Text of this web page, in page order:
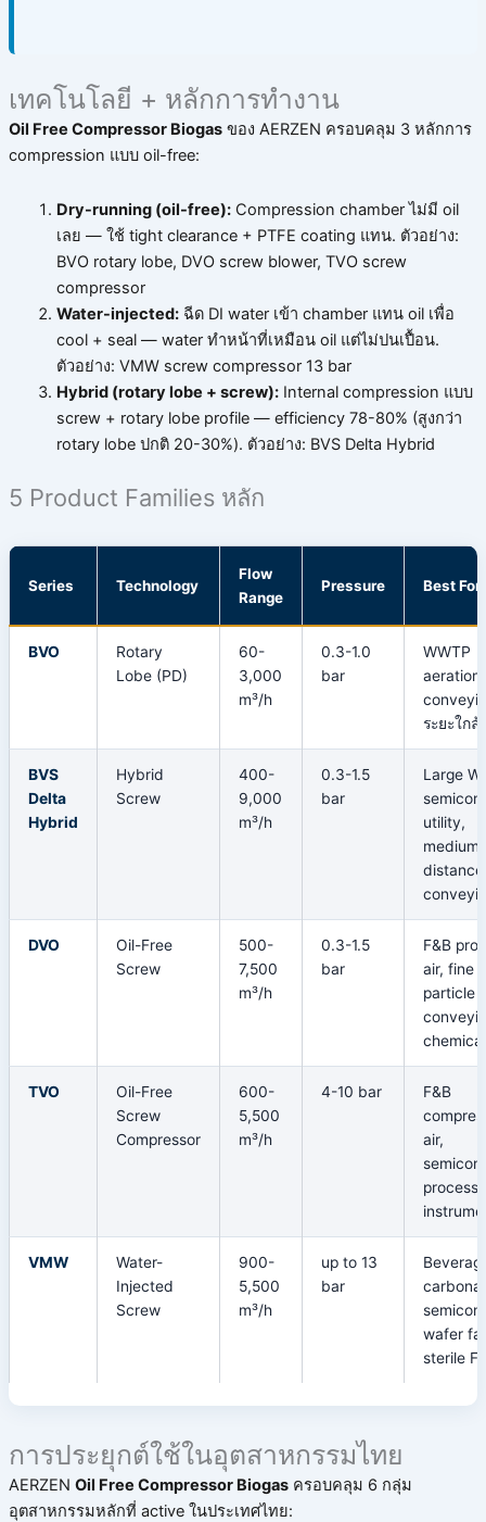
เทคโนโลยี + หลักการทำงาน
Oil Free Compressor Biogasของ AERZEN ครอบคลุม 3 หลักการ
compression แบบ oil-free:
Dry-running (oil-free):Compression chamber ไม่มี oil
เลย — ใช้ tight clearance + PTFE coating แทน. ตัวอย่าง:
BVO rotary lobe, DVO screw blower, TVO screw
compressor
Water-injected:ฉีด DI water เข้า chamber แทน oil เพื่อ
cool + seal — water ทำหน้าที่เหมือน oil แต่ไม่ปนเปื้อน.
ตัวอย่าง: VMW screw compressor 13 bar
Hybrid (rotary lobe + screw):Internal compression แบบ
screw + rotary lobe profile — efficiency 78-80% (สูงกว่า
rotary lobe ปกติ 20-30%). ตัวอย่าง: BVS Delta Hybrid
5 Product Families หลัก
Series Technology
Flow
Range
Pressure Best For
BVO
Rotary
Lobe (PD)
60-
3,000
m³/h
0.3-1.0
bar
WWTP
ระยะใกล้
BVS
Delta
Hybrid
Hybrid
Screw
400-
9,000
m³/h
0.3-1.5
bar
Large
utility,
medium-
distance
DVO
Oil-Free
Screw
500-
7,500
m³/h
0.3-1.5
bar
F&B
air, fine
particle
chemical
TVO
Oil-Free
Screw
Compressor
600-
5,500
m³/h
4-10 bar
F&B
air,
process,
VMW
Water-
Injected
Screw
900-
5,500
m³/h
up to 13
bar
wafer
sterile
การประยุกต์ใช้ในอุตสาหกรรมไทย
AERZEN Oil Free Compressor Biogasครอบคลุม 6 กลุ่ม
อุตสาหกรรมหลักที่ active ในประเทศไทย: